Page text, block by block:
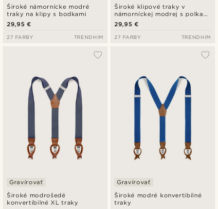
Široké námornícke modré
traky na klipy s bodkami
29,95 €
27 FARBY TRENDHIM
Široké klipové traky v
námorníckej modrej s polka
bodkami
29,95 €
27 FARBY TRENDHIM
Široké modrošedé
konvertibilné XL traky
Gravírovať
Široké modré konvertibilné
traky
Gravírovať